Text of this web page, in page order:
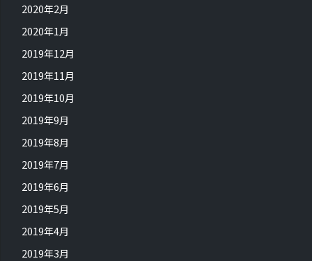
2020年2月
2020年1月
2019年12月
2019年11月
2019年10月
2019年9月
2019年8月
2019年7月
2019年6月
2019年5月
2019年4月
2019年3月